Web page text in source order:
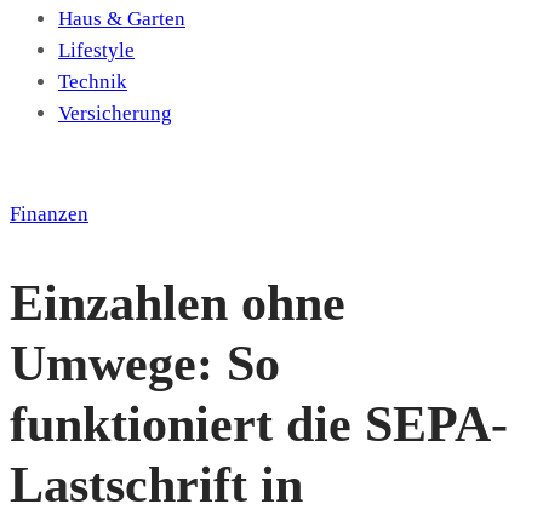
Haus & Garten
Lifestyle
Technik
Versicherung
Finanzen
Einzahlen ohne
Umwege: So
funktioniert die SEPA-
Lastschrift in